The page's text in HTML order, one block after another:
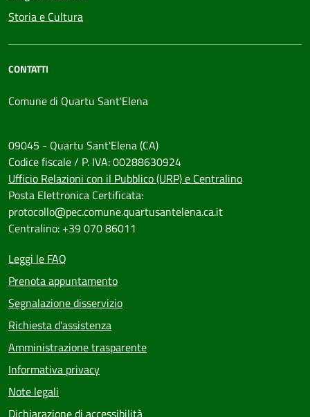
Storia e Cultura
CONTATTI
Comune di Quartu Sant'Elena
09045 - Quartu Sant'Elena (CA)
Codice fiscale / P. IVA: 00288630924
Ufficio Relazioni con il Pubblico (URP) e Centralino
Posta Elettronica Certificata:
protocollo@pec.comune.quartusantelena.ca.it
Centralino: +39 070 86011
Leggi le FAQ
Prenota appuntamento
Segnalazione disservizio
Richiesta d'assistenza
Amministrazione trasparente
Informativa privacy
Note legali
Dichiarazione di accessibilità